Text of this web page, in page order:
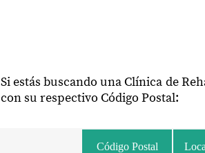
Si estás buscando una Clínica de
con su respectivo Código Postal:
Código Postal